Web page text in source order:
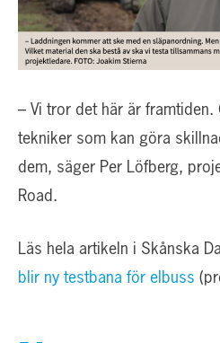
– Vi tror det här är framtiden.
tekniker som kan göra
dem, säger Per Löfberg,
Road.
Läs hela artikeln i Skånska
blir ny testbana för elbuss